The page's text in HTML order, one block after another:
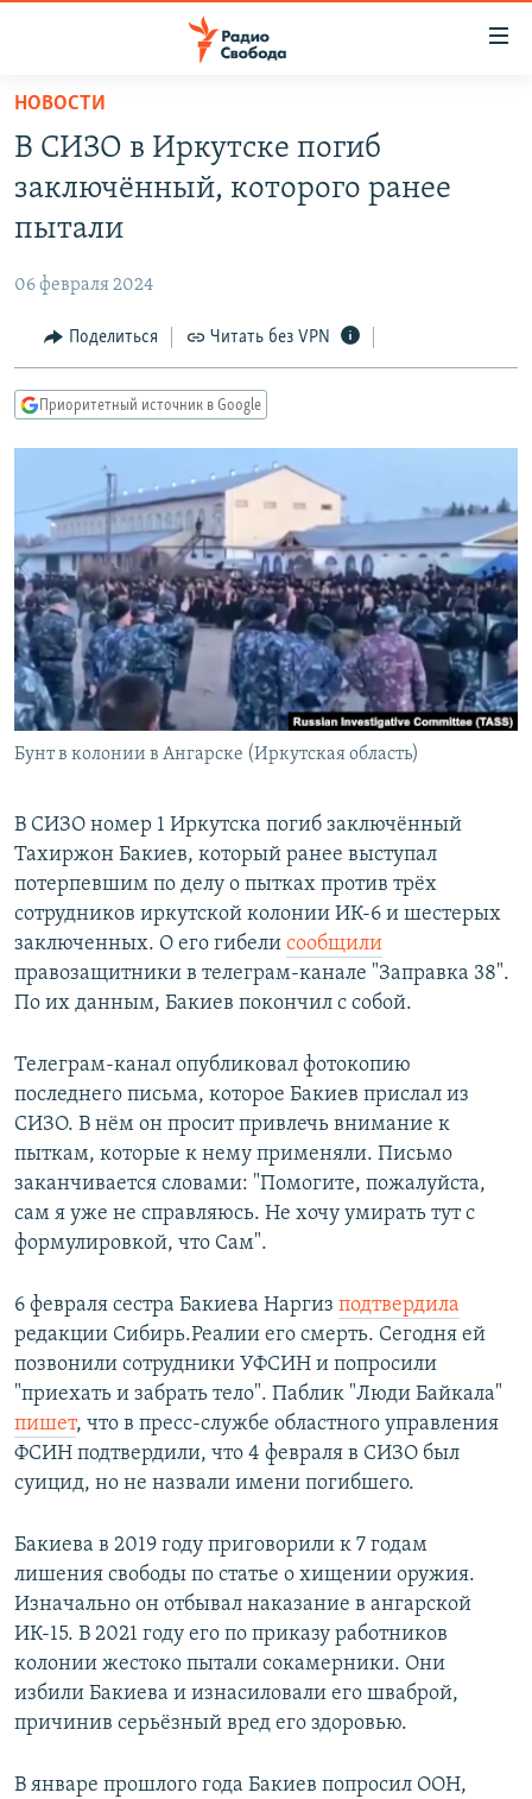
упрощенного
доступа
основному
Вернутся
Вернутся
МНЕНИЯ
КУЛЬТУРА
КАВКАЗ.РЕАЛИИ
СЕВЕР.РЕАЛИИ
СИБИРЬ.РЕАЛИИ
РАСПИСАНИЕ ВЕЩАНИЯ
ПОДПИШИТЕСЬ НА РАССЫЛКУ
СОЦИАЛЬНЫЕ СЕТИ
Все сайты РСЕ/РС
НОВОСТИ
В СИЗО в Иркутске погиб
заключённый, которого ранее
пытали
06 февраля 2024
Поделиться Читать без VPN
Приоритетный источник в Google
Бунт в колонии в Ангарске (Иркутская область)
В СИЗО номер 1 Иркутска погиб заключённый
Тахиржон Бакиев, который ранее выступал
потерпевшим по делу о пытках против трёх
сотрудников иркутской колонии ИК-6 и шестерых
заключенных. О его гибели сообщили
правозащитники в телеграм-канале "Заправка 38".
По их данным, Бакиев покончил с собой.
Телеграм-канал опубликовал фотокопию
последнего письма, которое Бакиев прислал из
СИЗО. В нём он просит привлечь внимание к
пыткам, которые к нему применяли. Письмо
заканчивается словами: "Помогите, пожалуйста,
сам я уже не справляюсь. Не хочу умирать тут с
формулировкой, что Сам".
6 февраля сестра Бакиева Наргиз подтвердила
редакции Сибирь.Реалии его смерть. Сегодня ей
позвонили сотрудники УФСИН и попросили
"приехать и забрать тело". Паблик "Люди Байкала"
пишет, что в пресс-службе областного управления
ФСИН подтвердили, что 4 февраля в СИЗО был
суицид, но не назвали имени погибшего.
Бакиева в 2019 году приговорили к 7 годам
лишения свободы по статье о хищении оружия.
Изначально он отбывал наказание в ангарской
ИК-15. В 2021 году его по приказу работников
колонии жестоко пытали сокамерники. Они
избили Бакиева и изнасиловали его шваброй,
причинив серьёзный вред его здоровью.
В январе прошлого года Бакиев попросил ООН,